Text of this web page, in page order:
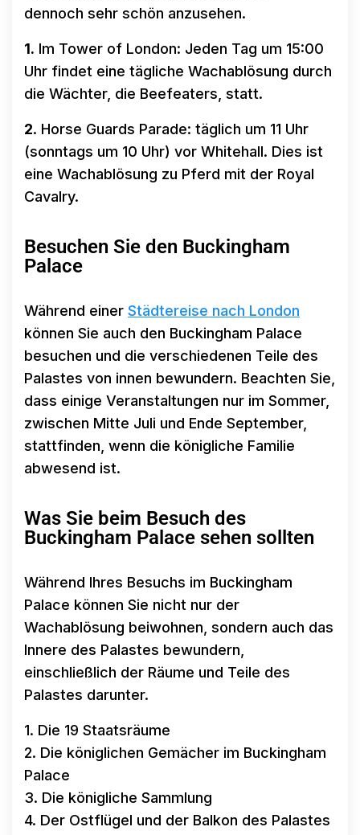
dennoch sehr schön anzusehen.
1. Im Tower of London: Jeden Tag um 15:00
Uhr findet eine tägliche Wachablösung durch
die Wächter, die Beefeaters, statt.
2. Horse Guards Parade: täglich um 11 Uhr
(sonntags um 10 Uhr) vor Whitehall. Dies ist
eine Wachablösung zu Pferd mit der Royal
Cavalry.
Besuchen Sie den Buckingham
Palace
Während einer Städtereise nach London
können Sie auch den Buckingham Palace
besuchen und die verschiedenen Teile des
Palastes von innen bewundern. Beachten Sie,
dass einige Veranstaltungen nur im Sommer,
zwischen Mitte Juli und Ende September,
stattfinden, wenn die königliche Familie
abwesend ist.
Was Sie beim Besuch des
Buckingham Palace sehen sollten
Während Ihres Besuchs im Buckingham
Palace können Sie nicht nur der
Wachablösung beiwohnen, sondern auch das
Innere des Palastes bewundern,
einschließlich der Räume und Teile des
Palastes darunter.
1. Die 19 Staatsräume
2. Die königlichen Gemächer im Buckingham
Palace
3. Die königliche Sammlung
4. Der Ostflügel und der Balkon des Palastes